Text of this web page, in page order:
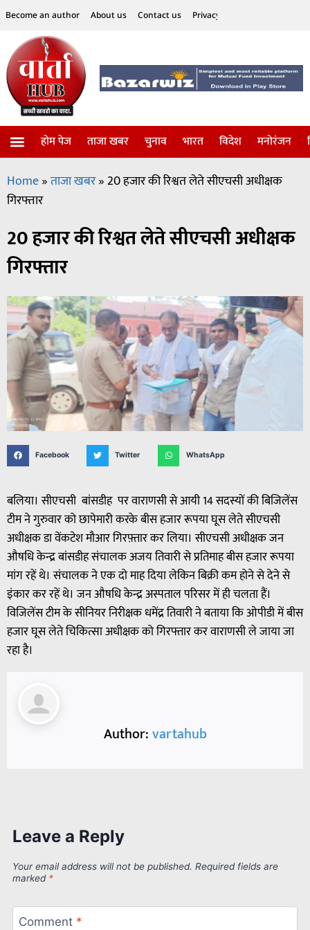
Become an author About us Contact us Privacy Policy
होम पेज ताजा खबर चुनाव भारत विदेश मनोरंजन
Home»ताजा खबर» 20 हजार की रिश्वत लेते सीएचसी अधीक्षक
गिरफ्तार
20 हजार की रिश्वत लेते सीएचसी अधीक्षक
गिरफ्तार
Facebook Twitter WhatsApp
बलिया। सीएचसी बांसडीह पर वाराणसी से आयी 14 सदस्यों की बिजिलेंस
टीम ने गुरुवार को छापेमारी करके बीस हजार रूपया घूस लेते सीएचसी
अधीक्षक डा वेंकटेश मौआर गिरफ़्तार कर लिया। सीएचसी अधीक्षक जन
औषधि केन्द्र बांसडीह संचालक अजय तिवारी से प्रतिमाह बीस हजार रूपया
मांग रहें थे। संचालक ने एक दो माह दिया लेकिन बिक्री कम होने से देने से
इंकार कर रहें थे। जन औषधि केन्द्र अस्पताल परिसर में ही चलता हैं।
विजिलेंस टीम के सीनियर निरीक्षक धमेंद्र तिवारी ने बताया कि ओपीडी में बीस
हजार घूस लेते चिकित्सा अधीक्षक को गिरफ्तार कर वाराणसी ले जाया जा
रहा है।
Author:vartahub
Leave a Reply
Your email address will not be published. Required fields are
marked *
Comment *